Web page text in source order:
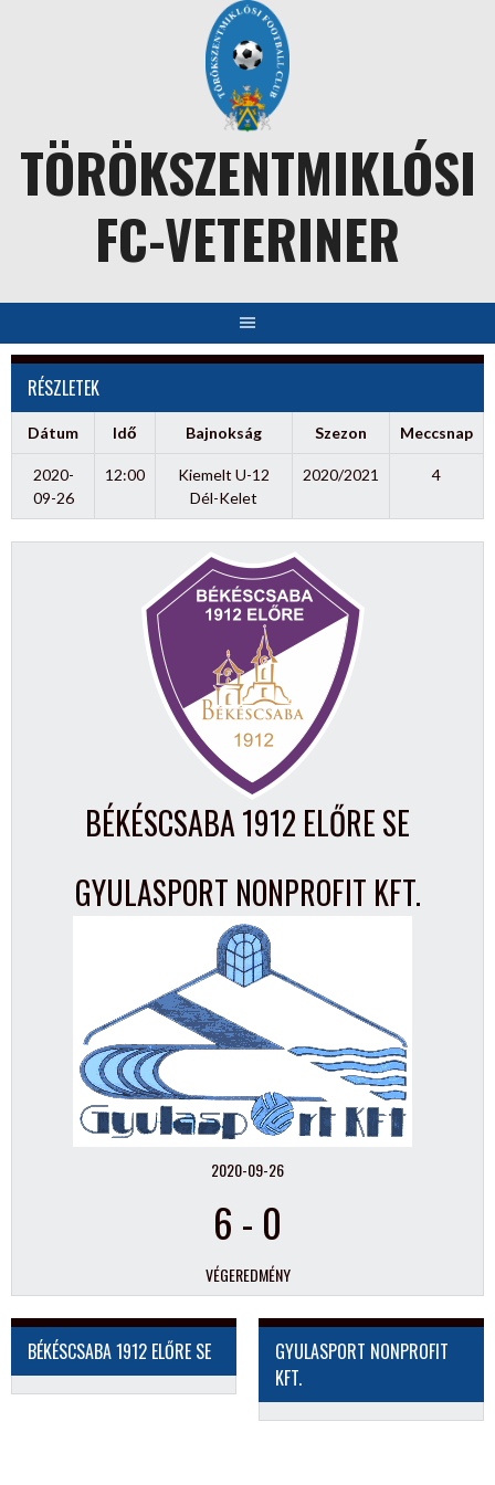
TÖRÖKSZENTMIKLÓSI
FC-VETERINER
RÉSZLETEK
Dátum Idő Bajnokság Szezon Meccsnap
2020-
09-26
12:00
Kiemelt U-12
Dél-Kelet
2020/2021 4
BÉKÉSCSABA 1912 ELŐRE SE
GYULASPORT NONPROFIT KFT.
2020-09-26
6 - 0
VÉGEREDMÉNY
BÉKÉSCSABA 1912 ELŐRE SE
GYULASPORT NONPROFIT
KFT.